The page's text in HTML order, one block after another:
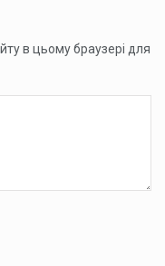
в цьому браузері для